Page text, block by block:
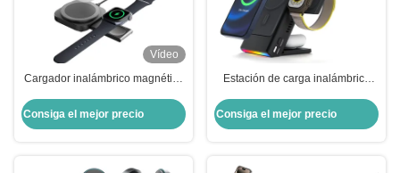
Vídeo
Cargador inalámbrico magnético
Cargador de escritorio compacto
plegable para teléfonos móviles
Consiga el mejor precio
Estación de carga inalámbrica
energía 3 en 1 Cargador
inalámbrico
Consiga el mejor precio